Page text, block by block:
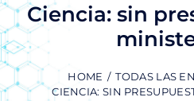
Ciencia: sin
HOME TODAS LAS
CIENCIA: SIN